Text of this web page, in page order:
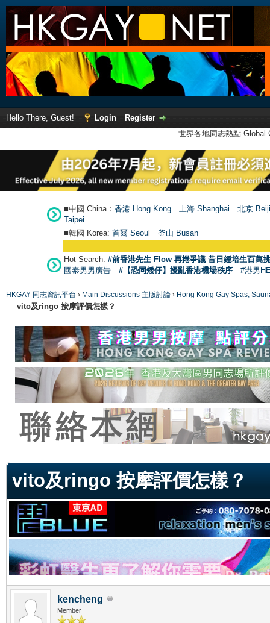
Hello There, Guest! Login
Register
世界各地同志熱點
■中國 China： 香港 Hong Kong 上海 Shanghai
北京
Taipei
■韓國 Korea: 首爾 Seoul 釜山 Busan
Hot Search: #前香港先生 Flow 再捲爭議 昔日鍾培生百萬
國泰男男廣告
#【恐同矮仔】擾亂香港機場秩序 #港男
HKGAY 同志資訊平台 › Main Discussions 主版討論 › Hong Kong Gay Spas,
vito及ringo 按摩評價怎樣？
vito及ringo 按摩評價怎樣？
kencheng
Member